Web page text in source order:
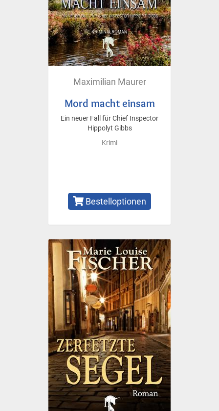
Maximilian Maurer
Mord macht einsam
Ein neuer Fall für Chief Inspector
Hippolyt Gibbs
Krimi
Bestelloptionen